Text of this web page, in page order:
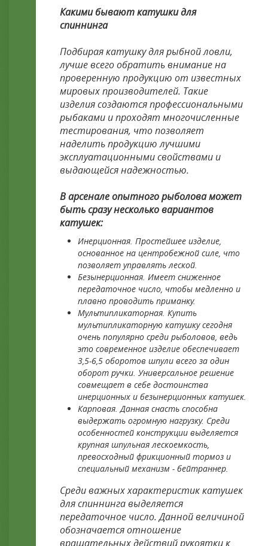
Какими бывают катушки для
спиннинга
Подбирая катушку для рыбной ловли,
лучше всего обратить внимание на
проверенную продукцию от известных
мировых производителей. Такие
изделия создаются профессиональными
рыбаками и проходят многочисленные
тестирования, что позволяет
наделить продукцию лучшими
эксплуатационными свойствами и
выдающейся надежностью.
В арсенале опытного рыболова может
быть сразу несколько вариантов
катушек:
Инерционная. Простейшее изделие,
основанное на центробежной силе, что
позволяет управлять леской.
Безынерционная. Имеет сниженное
передаточное число, чтобы медленно и
плавно проводить приманку.
Мультипликаторная. Купить
мультипликаторную катушку сегодня
очень популярно среди рыболовов, ведь
это современное изделие обеспечивает
3,5-6,5 оборотов шпули всего за один
оборот ручки. Универсальное решение
совмещает в себе достоинства
инерционных и безынерционных катушек.
Карповая. Данная снасть способна
выдержать огромную нагрузку. Среди
особенностей конструкции выделяется
крупная шпульная лескоемкость,
превосходный фрикционный тормоз и
специальный механизм - бейтраннер.
Среди важных характеристик катушек
для спиннинга выделяется
передаточное число. Данной величиной
обозначается отношение
вращательных действий рукоятки к